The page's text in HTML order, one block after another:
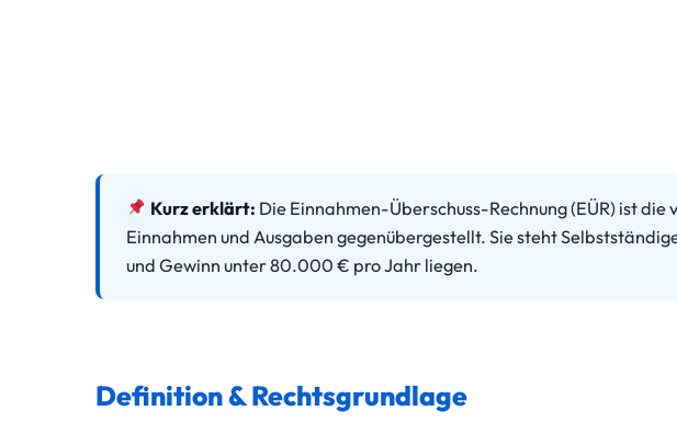
Kurz erklärt: Die Einnahmen-Überschuss-Rechnung (EÜR) ist
Einnahmen und Ausgaben gegenübergestellt. Sie steht
und Gewinn unter 80.000 € pro Jahr liegen.
Definition & Rechtsgrundlage